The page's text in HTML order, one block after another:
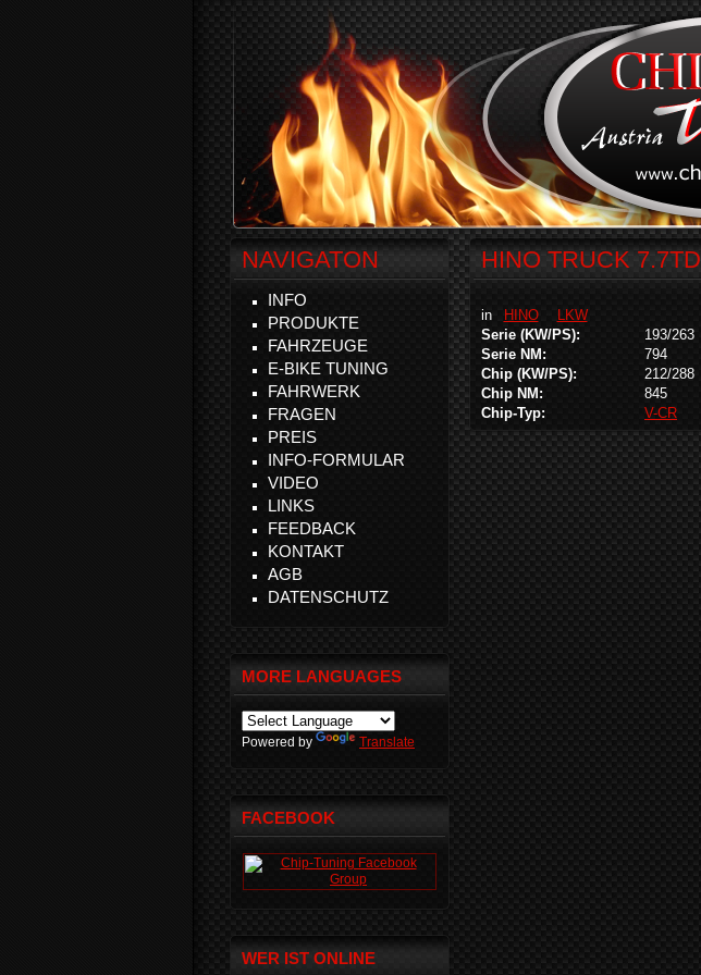
HINO TRUCK 7.7TD
in HINO
LKW
Serie (KW/PS):
193/263
Serie NM:
794
Chip (KW/PS):
212/288
Chip NM:
845
Chip-Typ:
V-CR
NAVIGATON
INFO
PRODUKTE
FAHRZEUGE
E-BIKE TUNING
FAHRWERK
FRAGEN
PREIS
INFO-FORMULAR
VIDEO
LINKS
FEEDBACK
KONTAKT
AGB
DATENSCHUTZ
MORE LANGUAGES
Powered by Translate
FACEBOOK
WER IST ONLINE